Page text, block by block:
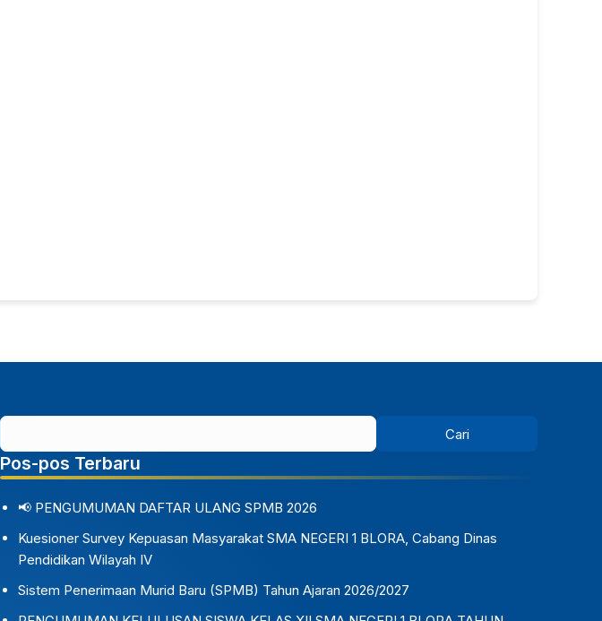
Pos-pos Terbaru
📢 PENGUMUMAN DAFTAR ULANG SPMB 2026
Kuesioner Survey Kepuasan Masyarakat SMA NEGERI 1 BLORA, Cabang Dinas
Pendidikan Wilayah IV
Sistem Penerimaan Murid Baru (SPMB) Tahun Ajaran 2026/2027